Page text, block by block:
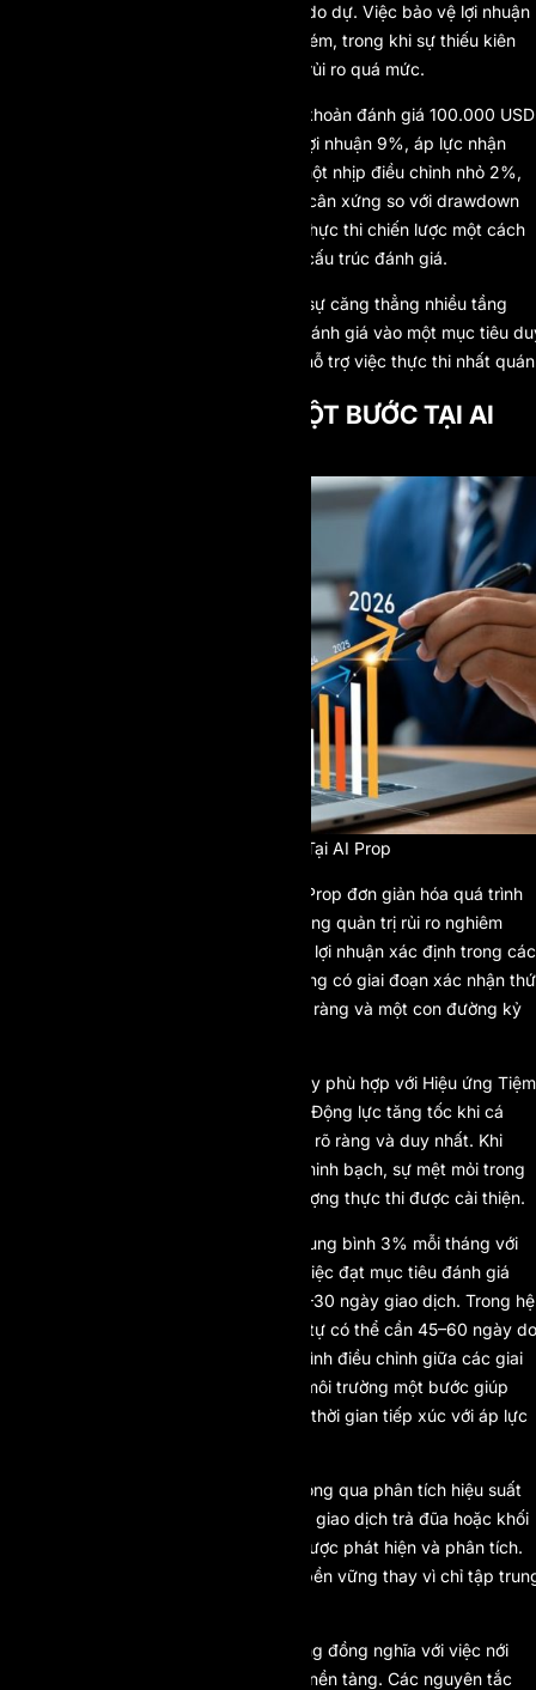
sợ thất bại ở giai đoạn hai tạo ra sự do dự. Việc bảo vệ lợi nhuận
quá mức có thể dẫn đến hiệu suất kém, trong khi sự thiếu kiên
nhẫn có thể kích hoạt việc gia tăng rủi ro quá mức.
Hãy xem xét một trader quản lý tài khoản đánh giá 100.000 USD
với mục tiêu 10%. Sau khi đạt mức lợi nhuận 9%, áp lực nhận
thức bắt đầu gia tăng. Nếu xảy ra một nhịp điều chỉnh nhỏ 2%,
mức độ căng thẳng tăng lên không cân xứng so với drawdown
thực tế. Lúc này, trader không còn thực thi chiến lược một cách
khách quan mà đang phản ứng với cấu trúc đánh giá.
Mô hình prop firm một bước loại bỏ sự căng thẳng nhiều tầng
này. Bằng cách hợp nhất quá trình đánh giá vào một mục tiêu
nhất, nó giảm quá tải nhận thức và hỗ trợ việc thực thi nhất
MÔ HÌNH PROP FIRM MỘT BƯỚC TẠI AI
Mô Hình Prop Firm Một Bước Tại AI Prop
Mô hình prop firm một bước của AI Prop đơn giản hóa quá trình
đánh giá trong khi vẫn duy trì hệ thống quản trị rủi ro nghiêm
ngặt. Trader phải đạt được mục tiêu lợi nhuận xác định trong các
giới hạn drawdown đã thiết lập. Không có giai đoạn xác nhận thứ
hai. Chỉ có một mục tiêu đo lường rõ ràng và một con đường kỷ
Từ góc độ khoa học hành vi, điều này phù hợp với Hiệu ứng Tiệm
cận Mục tiêu (Goal Gradient Effect). Động lực tăng tốc khi cá
nhân nhận thức được một điểm đích rõ ràng và duy nhất. Khi
trader vận hành dưới một mục tiêu minh bạch, sự mệt mỏi trong
ra quyết định giảm xuống và chất lượng thực thi được cải thiện.
Nếu một trader đạt mức lợi nhuận trung bình 3% mỗi tháng với
mô hình quản lý rủi ro 1% mỗi lệnh, việc đạt mục tiêu đánh giá
10% có thể xảy ra trong khoảng 20–30 ngày giao dịch. Trong hệ
thống nhiều giai đoạn, trader tương tự có thể cần 45–60 ngày do
các khoảng dừng cấu trúc và quá trình điều chỉnh giữa các giai
đoạn. Việc rút ngắn thời gian trong môi trường một bước giúp
tăng tốc độ quay vòng vốn và giảm thời gian tiếp xúc với áp lực
AI Prop còn nâng cao khung này thông qua phân tích hiệu suất
bằng AI. Những sai lệch hành vi như giao dịch trả đũa hoặc khối
lượng giao dịch bất thường có thể được phát hiện và phân tích.
Sự tích hợp này hỗ trợ tăng trưởng bền vững thay vì chỉ tập
Một mô hình đánh giá đơn giản không đồng nghĩa với việc nới
lỏng tiêu chuẩn. Kỷ luật rủi ro vẫn là nền tảng. Các nguyên tắc